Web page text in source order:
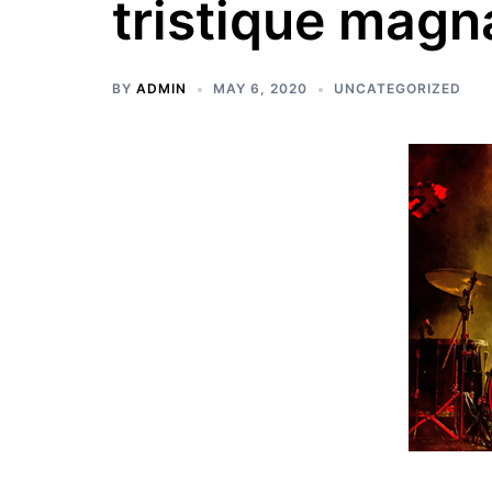
tristique
BY ADMIN MAY 6, 2020 UNCATEGORIZED